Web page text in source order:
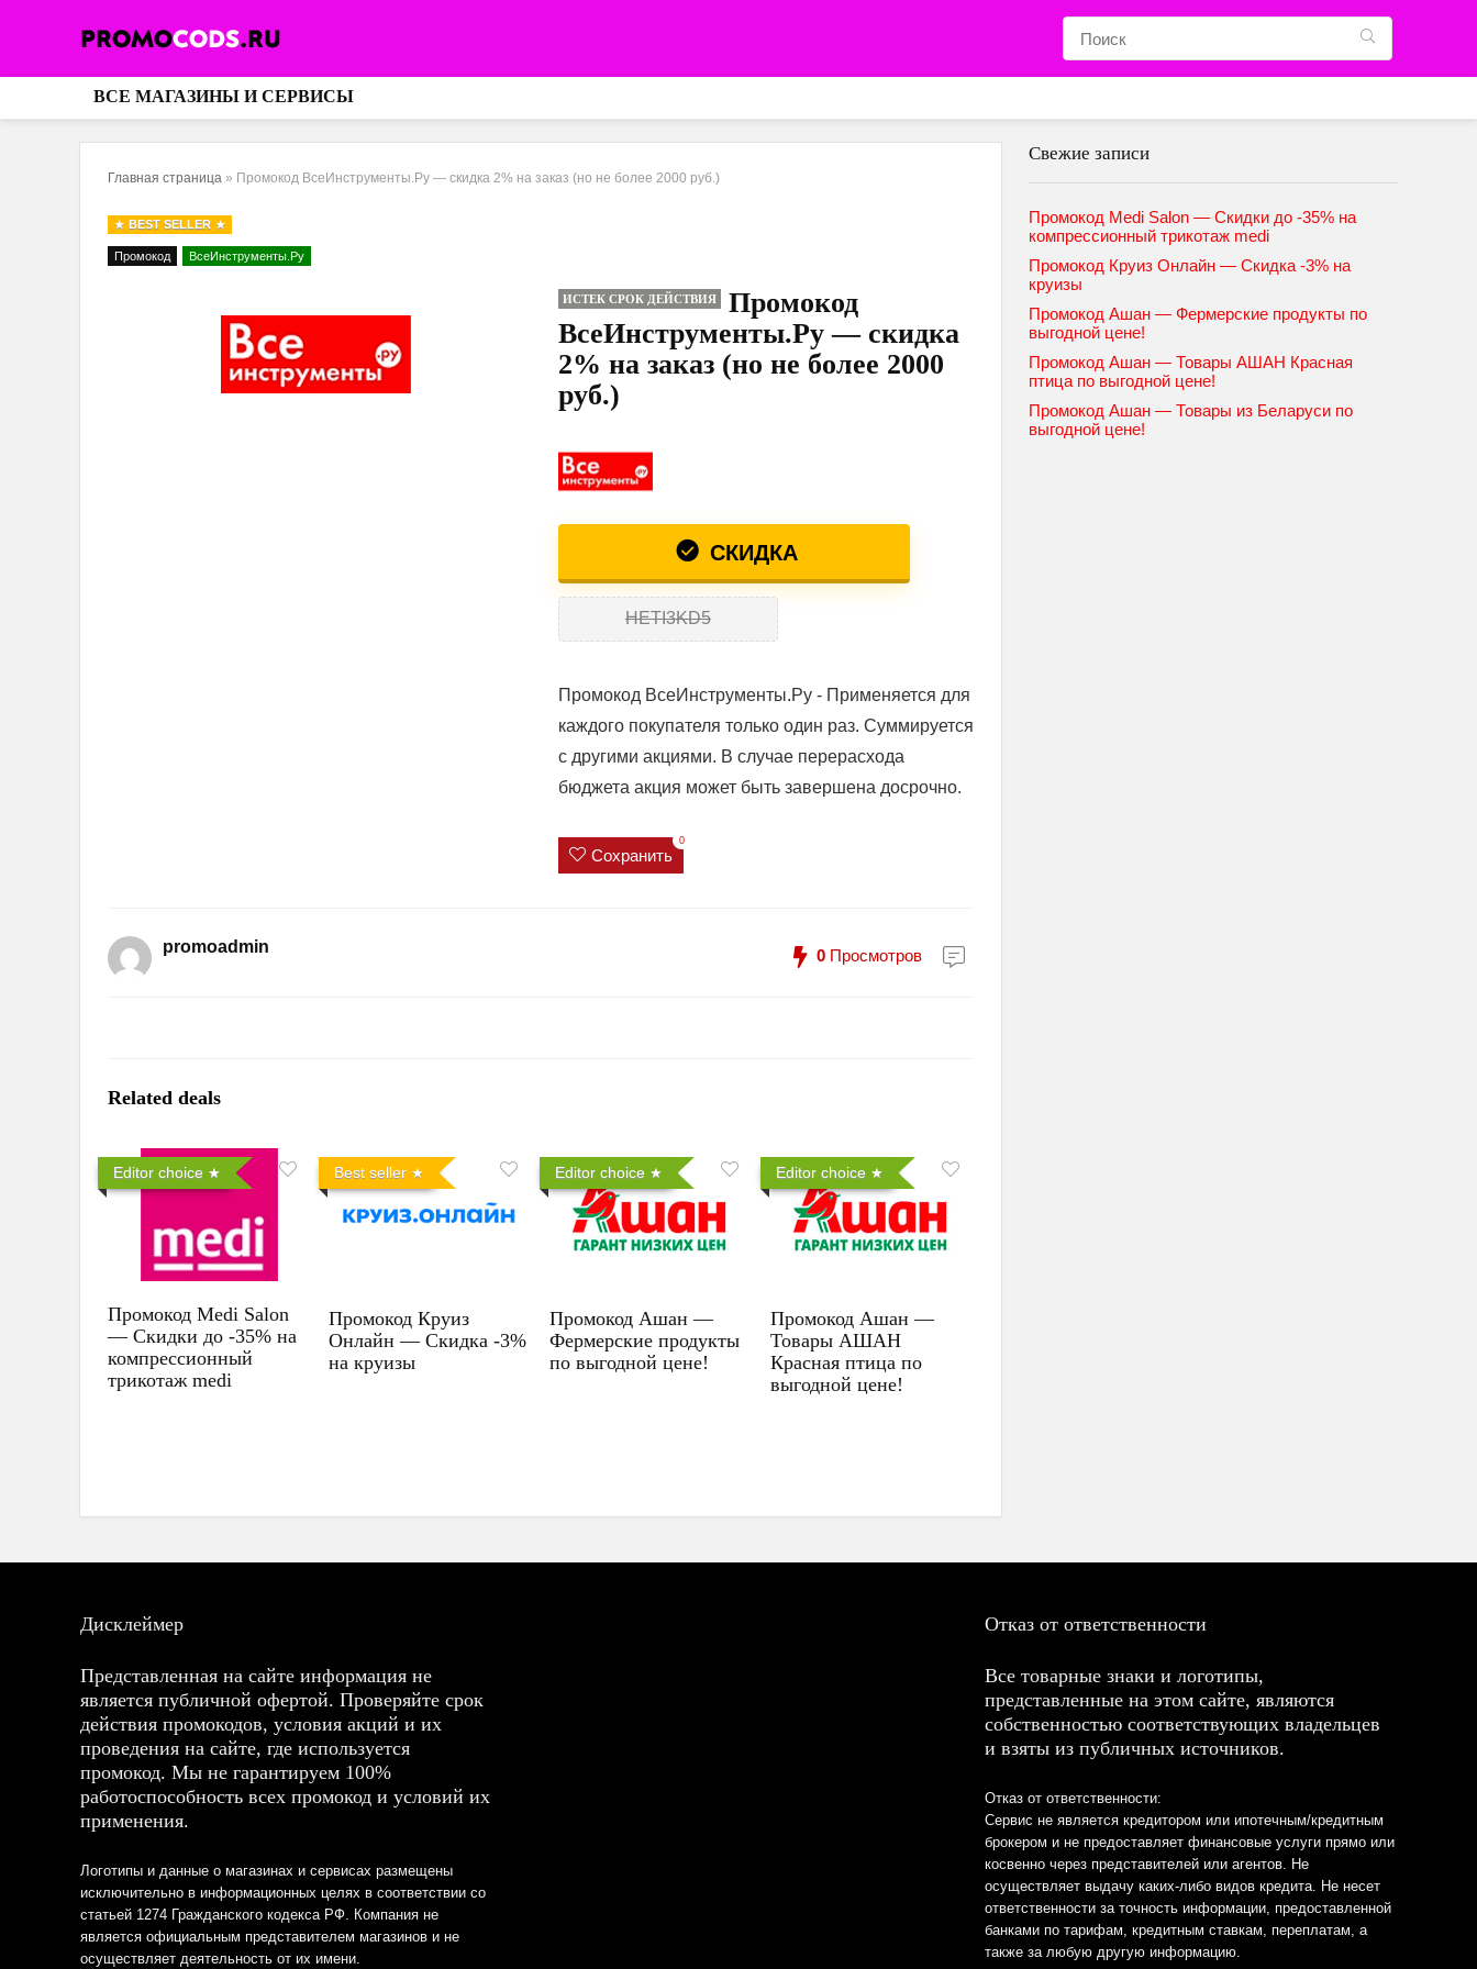
ВСЕ МАГАЗИНЫ И СЕРВИСЫ
Главная страница » Промокод ВсеИнструменты.Ру — скидка 2% на заказ (но не более 2000 руб.)
BEST SELLER
Промокод ВсеИнструменты.Ру
ИСТЕК СРОК ДЕЙСТВИЯ
Промокод
ВсеИнструменты.Ру — скидка
2% на заказ (но не более 2000
руб.)
СКИДКА
HETI3KD5
Промокод ВсеИнструменты.Ру - Применяется для
каждого покупателя только один раз. Суммируется
с другими акциями. В случае перерасхода
бюджета акция может быть завершена досрочно.
Сохранить
0
promoadmin 0 Просмотров
Related deals
Editor choice
Промокод Medi Salon
— Скидки до -35% на
компрессионный
трикотаж medi
Best seller
Промокод Круиз
Онлайн — Скидка -3%
на круизы
Editor choice
Промокод Ашан —
Фермерские продукты
по выгодной цене!
Editor choice
Промокод Ашан —
Товары АШАН
Красная птица по
выгодной цене!
Свежие записи
Промокод Medi Salon — Скидки до -35% на
компрессионный трикотаж medi
Промокод Круиз Онлайн — Скидка -3% на
круизы
Промокод Ашан — Фермерские продукты по
выгодной цене!
Промокод Ашан — Товары АШАН Красная
птица по выгодной цене!
Промокод Ашан — Товары из Беларуси по
выгодной цене!
Дисклеймер
Представленная на сайте информация не
является публичной офертой. Проверяйте срок
действия промокодов, условия акций и их
проведения на сайте, где используется
промокод. Мы не гарантируем 100%
работоспособность всех промокод и условий их
применения.
Логотипы и данные о магазинах и сервисах размещены
исключительно в информационных целях в соответствии со
статьей 1274 Гражданского кодекса РФ. Компания не
является официальным представителем магазинов и не
осуществляет деятельность от их имени.
Отказ от ответственности
Все товарные знаки и логотипы,
представленные на этом сайте, являются
собственностью соответствующих владельцев
и взяты из публичных источников.
Отказ от ответственности:
Сервис не является кредитором или ипотечным/кредитным
брокером и не предоставляет финансовые услуги прямо или
косвенно через представителей или агентов. Не
осуществляет выдачу каких-либо видов кредита. Не несет
ответственности за точность информации, предоставленной
банками по тарифам, кредитным ставкам, переплатам, а
также за любую другую информацию.